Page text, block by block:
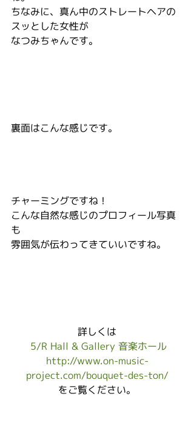
ちなみに、真ん中のストレートヘアの
スッとした女性が
なつみちゃんです。
裏面はこんな感じです。
チャーミングですね！
こんな自然な感じのプロフィール写真
も
雰囲気が伝わってきていいですね。
詳しくは
5/R Hall & Gallery 音楽ホール
http://www.on-music-
project.com/bouquet-des-ton/
をご覧ください。